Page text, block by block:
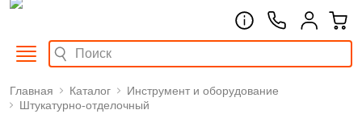
Главная Каталог
Инструмент и оборудование
Штукатурно-отделочный